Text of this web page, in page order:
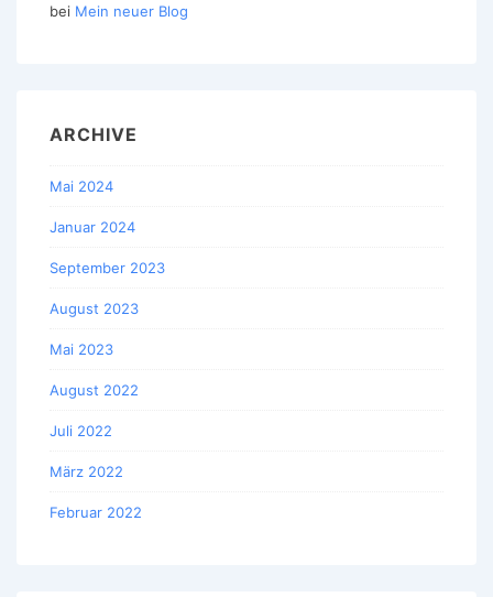
bei Mein neuer Blog
ARCHIVE
Mai 2024
Januar 2024
September 2023
August 2023
Mai 2023
August 2022
Juli 2022
März 2022
Februar 2022